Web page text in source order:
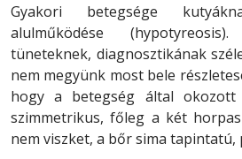
Gyakori betegsége
alulműködése
tüneteknek, diagnosztikának
nem megyünk most bele
hogy a betegség által okozott
szimmetrikus, főleg a két
nem viszket, a bőr sima tapintatú,